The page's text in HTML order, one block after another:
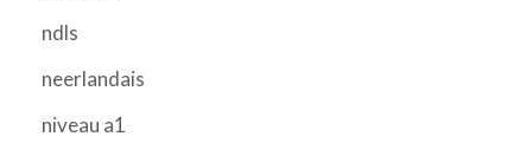
ndls
neerlandais
niveau a1